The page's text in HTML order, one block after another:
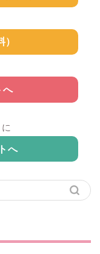
へ
へ